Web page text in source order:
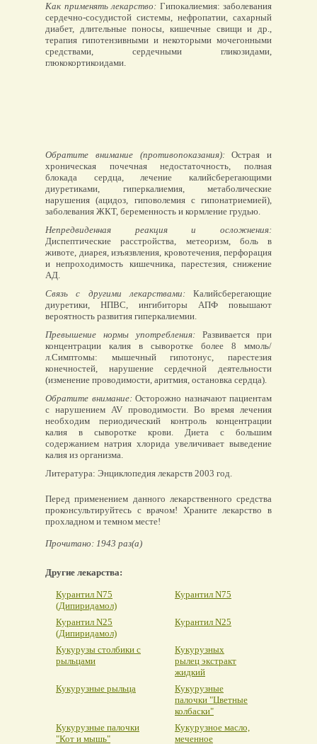
Как применять лекарство: Гипокалиемия: заболевания
сердечно-сосудистой системы, нефропатии, сахарный
диабет, длительные поносы, кишечные свищи и др.,
терапия гипотензивными и некоторыми мочегонными
средствами, сердечными гликозидами,
глюкокортикоидами.
Обратите внимание (противопоказания):Острая и
хроническая почечная недостаточность, полная
блокада сердца, лечение калийсберегающими
диуретиками, гиперкалиемия, метаболические
нарушения (ацидоз, гиповолемия с гипонатриемией),
заболевания ЖКТ, беременность и кормление грудью.
Непредвиденная реакция и осложнения:
Диспептические расстройства, метеоризм, боль в
животе, диарея, изъязвления, кровотечения, перфорация
и непроходимость кишечника, парестезия, снижение
АД.
Связь с другими лекарствами:Калийсберегающие
диуретики, НПВС, ингибиторы АПФ повышают
вероятность развития гиперкалиемии.
Превышение нормы употребления: Развивается при
концентрации калия в сыворотке более 8 ммоль/
л.Симптомы: мышечный гипотонус, парестезия
конечностей, нарушение сердечной деятельности
(изменение проводимости, аритмия, остановка сердца).
Обратите внимание:Осторожно назначают пациентам
с нарушением AV проводимости. Во время лечения
необходим периодический контроль концентрации
калия в сыворотке крови. Диета с большим
содержанием натрия хлорида увеличивает выведение
калия из организма.
Литература: Энциклопедия лекарств 2003 год.
Перед применением данного лекарственного средства
проконсультируйтесь с врачом! Храните лекарство в
прохладном и темном месте!
Прочитано: 1943 раз(а)
Другие лекарства:
Курантил N75
(Дипиридамол)
Курантил N75
Курантил N25
(Дипиридамол)
Курантил N25
Кукурузы столбики с
рыльцами
Кукурузных
рылец экстракт
жидкий
Кукурузные рыльца
Кукурузные
палочки "Цветные
колбаски"
Кукурузные палочки
"Кот и мышь"
Кукурузное масло,
меченное